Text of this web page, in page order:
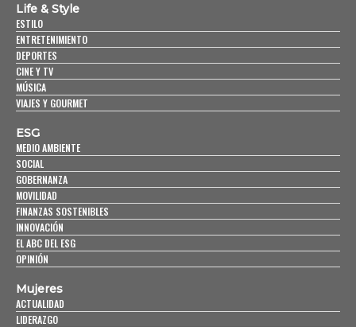
Life & Style
ESTILO
ENTRETENIMIENTO
DEPORTES
CINE Y TV
MÚSICA
VIAJES Y GOURMET
ESG
MEDIO AMBIENTE
SOCIAL
GOBERNANZA
MOVILIDAD
FINANZAS SOSTENIBLES
INNOVACIÓN
EL ABC DEL ESG
OPINIÓN
Mujeres
ACTUALIDAD
LIDERAZGO